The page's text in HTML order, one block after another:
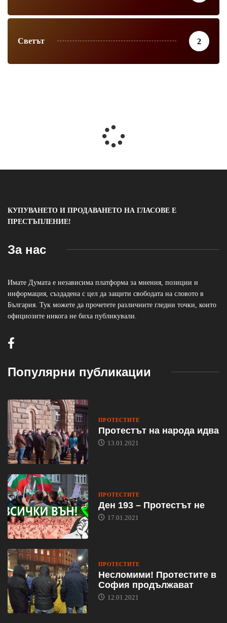
Светът 2
КУПУВАНЕТО И ПРОДАВАНЕТО НА ГЛАСОВЕ Е
ПРЕСТЪПЛЕНИЕ!
За нас
Имате Думата е независима платформа за мнения, позиции и
информация, създадена с цел да защити свободата на словото в
България. Тук можете да прочетете различните гледни точки, които
официозите никога не биха публикували.
Популярни публикации
ПРОТЕСТИТЕ
Протестът на народа идва
13.01.2021
ПРОТЕСТИТЕ
Ден 193 – Протестът не
17.01.2021
ПРОТЕСТИТЕ
Несломими! Протестите в
София продължават
12.01.2021